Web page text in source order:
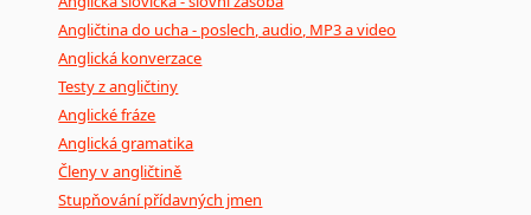
Angličtina do ucha - poslech, audio, MP3 a video
Anglická konverzace
Testy z angličtiny
Anglické fráze
Anglická gramatika
Členy v angličtině
Stupňování přídavných jmen